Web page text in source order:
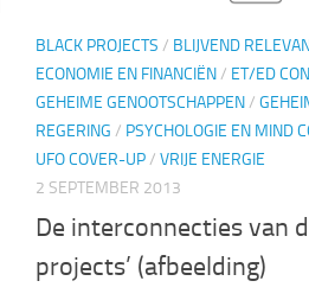
BLACK PROJECTS / BLIJVEND
ECONOMIE EN FINANCIËN/ ET/ED
GEHEIME GENOOTSCHAPPEN/
REGERING / PSYCHOLOGIE EN MIND
UFO COVER-UP/ VRIJE ENERGIE
2 SEPTEMBER 2013
De interconnecties van
projects’ (afbeelding)